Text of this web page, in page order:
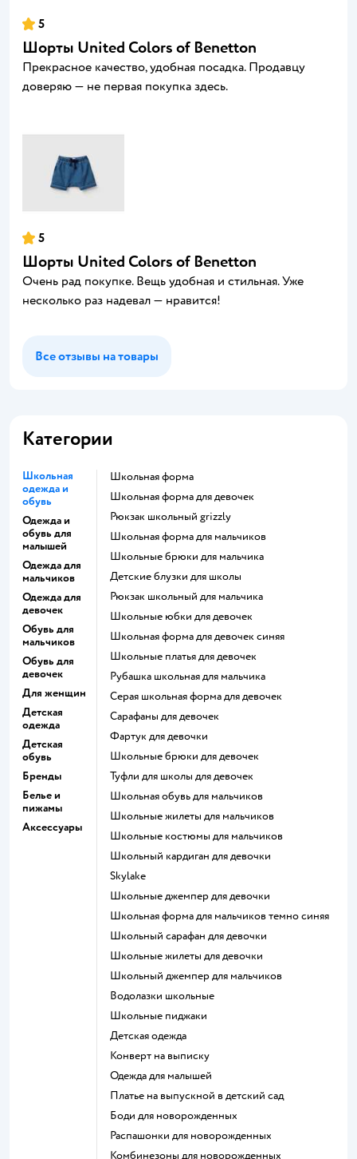
5
Шорты United Colors of Benetton
Прекрасное качество, удобная посадка. Продавцу
доверяю — не первая покупка здесь.
5
Шорты United Colors of Benetton
Очень рад покупке. Вещь удобная и стильная. Уже
несколько раз надевал — нравится!
Все отзывы на товары
Категории
Школьная
одежда и
обувь
Одежда и
обувь для
малышей
Одежда для
мальчиков
Одежда для
девочек
Обувь для
мальчиков
Обувь для
девочек
Для женщин
Детская
одежда
Детская
обувь
Бренды
Белье и
пижамы
Аксессуары
Школьная форма
Школьная форма для девочек
Рюкзак школьный grizzly
Школьная форма для мальчиков
Школьные брюки для мальчика
Детские блузки для школы
Рюкзак школьный для мальчика
Школьные юбки для девочек
Школьная форма для девочек синяя
Школьные платья для девочек
Рубашка школьная для мальчика
Серая школьная форма для девочек
Сарафаны для девочек
Фартук для девочки
Школьные брюки для девочек
Туфли для школы для девочек
Школьная обувь для мальчиков
Школьные жилеты для мальчиков
Школьные костюмы для мальчиков
Школьный кардиган для девочки
Skylake
Школьные джемпер для девочки
Школьная форма для мальчиков темно синяя
Школьный сарафан для девочки
Школьные жилеты для девочки
Школьный джемпер для мальчиков
Водолазки школьные
Школьные пиджаки
Детская одежда
Конверт на выписку
Одежда для малышей
Платье на выпускной в детский сад
Боди для новорожденных
Распашонки для новорожденных
Комбинезоны для новорожденных